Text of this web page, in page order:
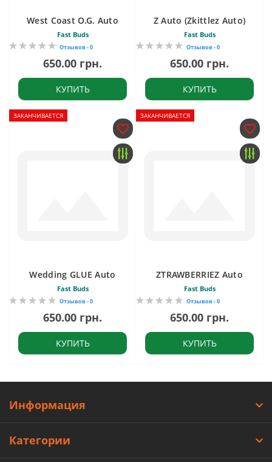
West Coast O.G. Auto
Fast Buds
Отзывов - 0
650.00 грн.
КУПИТЬ
Z Auto (Zkittlez Auto)
Fast Buds
Отзывов - 0
650.00 грн.
КУПИТЬ
ЗАКАНЧИВАЕТСЯ
Wedding GLUE Auto
Fast Buds
Отзывов - 0
650.00 грн.
КУПИТЬ
ЗАКАНЧИВАЕТСЯ
ZTRAWBERRIEZ Auto
Fast Buds
Отзывов - 0
650.00 грн.
КУПИТЬ
Информация
Категории